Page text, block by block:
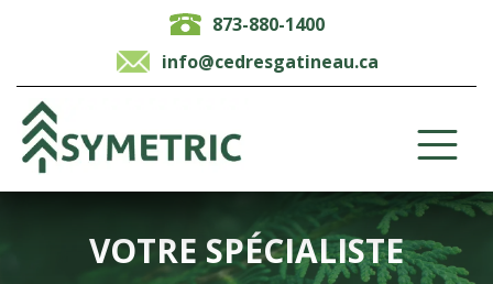
873-880-1400
info@cedresgatineau.ca
VOTRE SPÉCIALISTE